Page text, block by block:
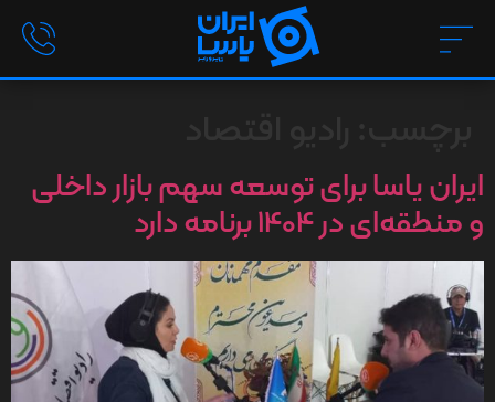
ایران یاسا برای توسعه سهم بازار داخلی
و منطقه‌ای در 1404 برنامه دارد